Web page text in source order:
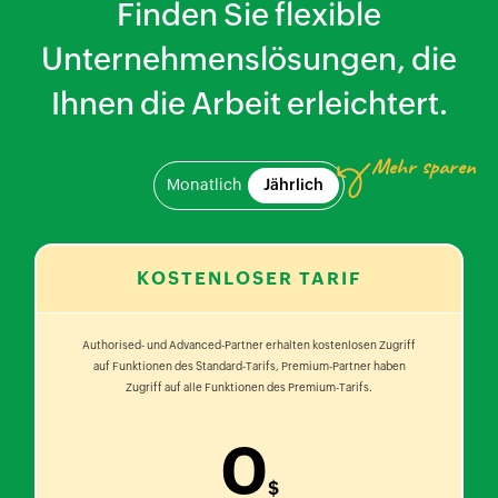
Finden Sie flexible
Unternehmenslösungen, die
Ihnen die Arbeit erleichtert.
Monatlich Jährlich
Mehr sparen
KOSTENLOSER TARIF
Authorised- und Advanced-Partner erhalten kostenlosen Zugriff
auf Funktionen des Standard-Tarifs, Premium-Partner haben
Zugriff auf alle Funktionen des Premium-Tarifs.
0$